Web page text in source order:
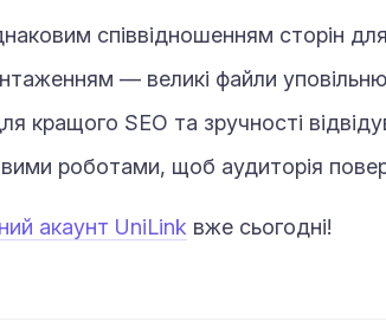
співвідношенням сторін
— великі файли
кращого SEO та зручності
роботами, щоб аудиторія
акаунт UniLink вже сьогодні!